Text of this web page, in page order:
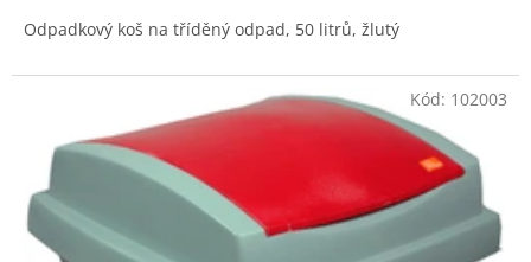
Odpadkový koš na tříděný odpad, 50 litrů, žlutý
Kód: 102003